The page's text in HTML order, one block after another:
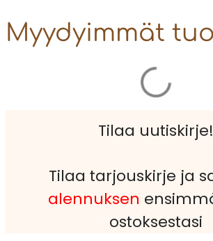
Myydyimmät
Tilaa uutiskirje!
Tilaa tarjouskirje ja
alennuksen
ostoksestasi